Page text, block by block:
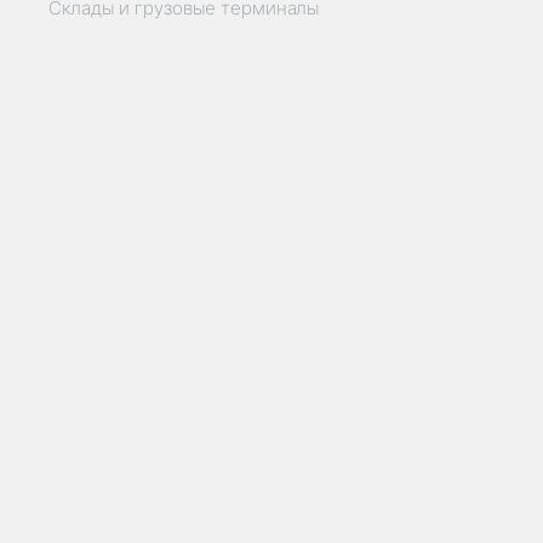
Склады и грузовые терминалы